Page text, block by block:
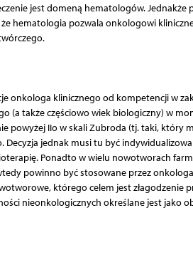
jest domeną hematologów. Jednakże
hematologia pozwala onkologowi
onkologa klinicznego od kompetencji w
(a także częściowo wiek biologiczny) w
powyżej IIo w skali Zubroda (tj. taki, który
jednak musi tu być
Ponadto w wielu nowotworach
powinno być stosowane przez
którego celem jest złagodzenie
nieonkologicznych określane jest jako